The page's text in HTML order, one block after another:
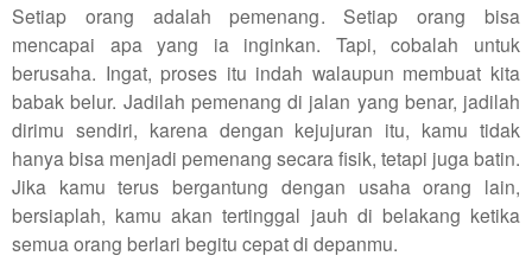
Setiap orang adalah pemenang. Setiap orang bisa
mencapai apa yang ia inginkan. Tapi, cobalah untuk
berusaha. Ingat, proses itu indah walaupun membuat kita
babak belur. Jadilah pemenang di jalan yang benar, jadilah
dirimu sendiri, karena dengan kejujuran itu, kamu tidak
hanya bisa menjadi pemenang secara fisik, tetapi juga batin.
Jika kamu terus bergantung dengan usaha orang lain,
bersiaplah, kamu akan tertinggal jauh di belakang ketika
semua orang berlari begitu cepat di depanmu.